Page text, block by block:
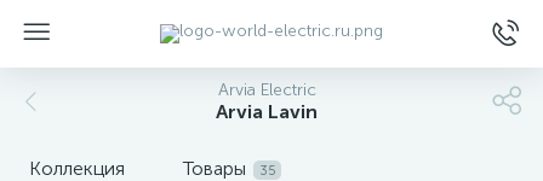
Arvia Electric
Arvia Lavin
Коллекция Товары 35